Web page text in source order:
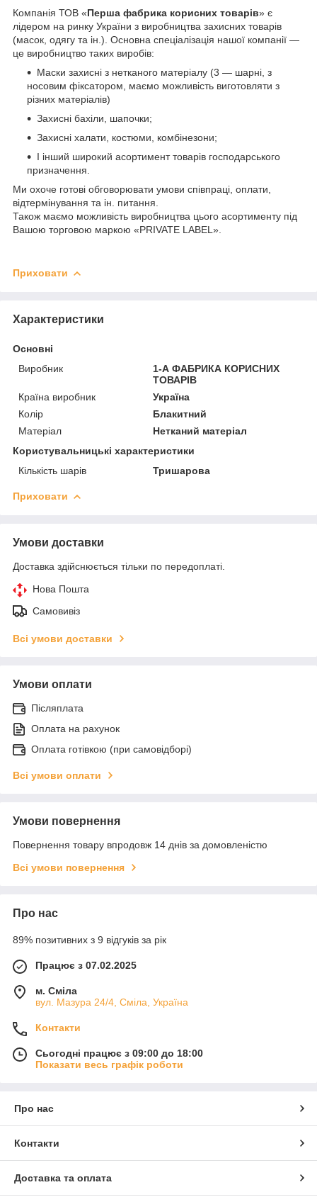
Компанія ТОВ «Перша фабрика корисних товарів» є
лідером на ринку України з виробництва захисних товарів
(масок, одягу та ін.). Основна спеціалізація нашої компанії —
це виробництво таких виробів:
Маски захисні з нетканого матеріалу (3 — шарні, з
носовим фіксатором, маємо можливість виготовляти з
різних матеріалів)
Захисні бахіли, шапочки;
Захисні халати, костюми, комбінезони;
І інший широкий асортимент товарів господарського
призначення.
Ми охоче готові обговорювати умови співпраці, оплати,
відтермінування та ін. питання.
Також маємо можливість виробництва цього асортименту під
Вашою торговою маркою «PRIVATE LABEL».
Приховати
Характеристики
Основні
Виробник
1-А ФАБРИКА КОРИСНИХ
ТОВАРІВ
Країна виробник
Україна
Колір
Блакитний
Матеріал
Нетканий матеріал
Користувальницькі характеристики
Кількість шарів
Тришарова
Приховати
Умови доставки
Доставка здійснюється тільки по передоплаті.
Нова Пошта
Самовивіз
Всі умови доставки
Умови оплати
Післяплата
Оплата на рахунок
Оплата готівкою (при самовідборі)
Всі умови оплати
Умови повернення
Повернення товару впродовж 14 днів за домовленістю
Всі умови повернення
Про нас
89% позитивних з 9 відгуків за рік
Працює з 07.02.2025
м. Сміла
вул. Мазура 24/4, Сміла, Україна
Контакти
Сьогодні працює з 09:00 до 18:00
Показати весь графік роботи
Про нас
Контакти
Доставка та оплата